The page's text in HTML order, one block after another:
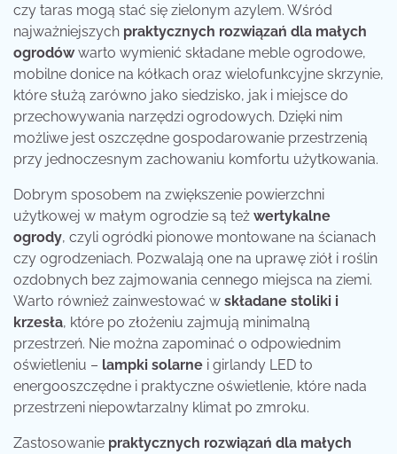
czy taras mogą stać się zielonym azylem. Wśród
najważniejszych praktycznych rozwiązań dla małych
ogrodówwarto wymienić składane meble ogrodowe,
mobilne donice na kółkach oraz wielofunkcyjne skrzynie,
które służą zarówno jako siedzisko, jak i miejsce do
przechowywania narzędzi ogrodowych. Dzięki nim
możliwe jest oszczędne gospodarowanie przestrzenią
przy jednoczesnym zachowaniu komfortu użytkowania.
Dobrym sposobem na zwiększenie powierzchni
użytkowej w małym ogrodzie są też wertykalne
ogrody, czyli ogródki pionowe montowane na ścianach
czy ogrodzeniach. Pozwalają one na uprawę ziół i roślin
ozdobnych bez zajmowania cennego miejsca na ziemi.
Warto również zainwestować w składane stoliki i
krzesła, które po złożeniu zajmują minimalną
przestrzeń. Nie można zapominać o odpowiednim
oświetleniu – lampki solarne i girlandy LED to
energooszczędne i praktyczne oświetlenie, które nada
przestrzeni niepowtarzalny klimat po zmroku.
Zastosowanie praktycznych rozwiązań dla małych